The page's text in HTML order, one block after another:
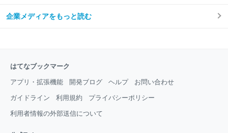
企業メディアをもっと読む
はてなブックマーク
アプリ・拡張機能 開発ブログ ヘルプ お問い合わせ
ガイドライン 利用規約 プライバシーポリシー
利用者情報の外部送信について